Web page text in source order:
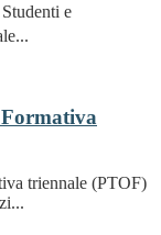
e
triennale (PTOF)